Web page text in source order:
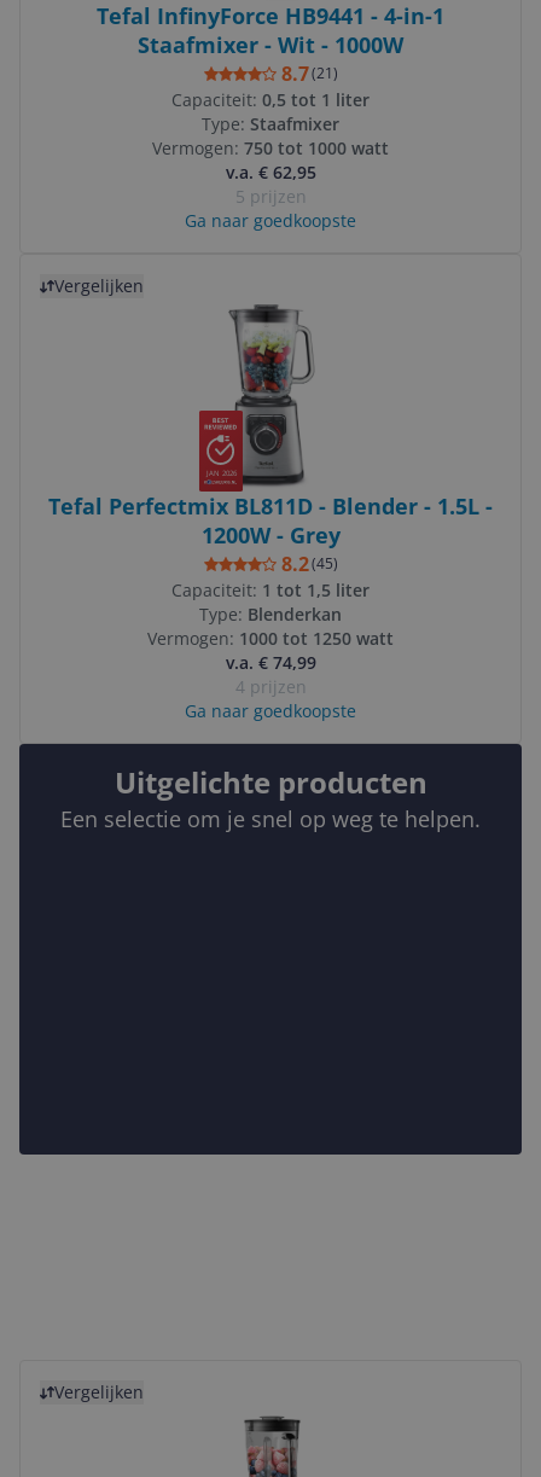
Tefal InfinyForce HB9441 - 4-in-1
Staafmixer - Wit - 1000W
8.7(21)
Capaciteit: 0,5 tot 1 liter
Type: Staafmixer
Vermogen: 750 tot 1000 watt
v.a. € 62,95
5 prijzen
Ga naar goedkoopste
Vergelijken
JAN 2026
Tefal Perfectmix BL811D - Blender - 1.5L -
1200W - Grey
8.2(45)
Capaciteit: 1 tot 1,5 liter
Type: Blenderkan
Vermogen: 1000 tot 1250 watt
v.a. € 74,99
4 prijzen
Ga naar goedkoopste
Uitgelichte producten
Een selectie om je snel op weg te helpen.
Vergelijken